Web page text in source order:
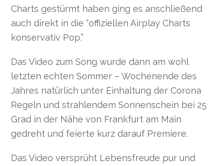
Charts gestürmt haben ging es anschließend
auch direkt in die “offiziellen Airplay Charts
konservativ Pop.”
Das Video zum Song wurde dann am wohl
letzten echten Sommer – Wochenende des
Jahres natürlich unter Einhaltung der Corona
Regeln und strahlendem Sonnenschein bei 25
Grad in der Nähe von Frankfurt am Main
gedreht und feierte kurz darauf Premiere.
Das Video versprüht Lebensfreude pur und